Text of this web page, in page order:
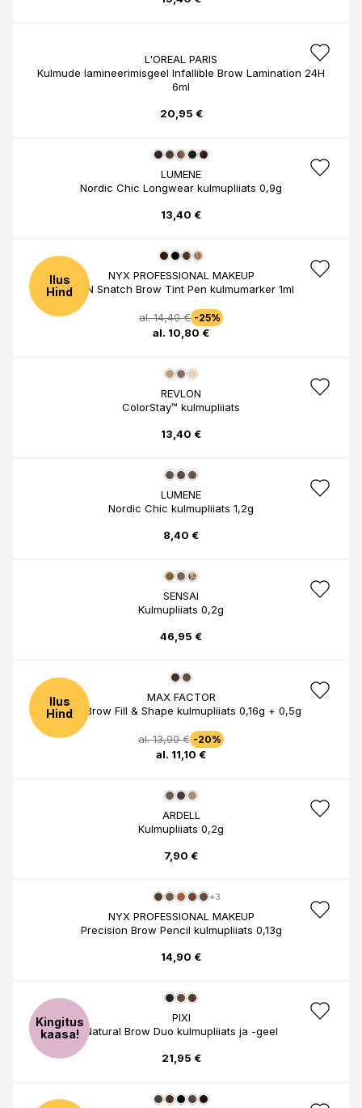
L'OREAL PARIS
Kulmude lamineerimisgeel Infallible Brow Lamination 24H
6ml
20,95 €
LUMENE
Nordic Chic Longwear kulmupliiats 0,9g
13,40 €
Ilus
Hind
NYX PROFESSIONAL MAKEUP
Lift N Snatch Brow Tint Pen kulmumarker 1ml
al. 14,40 € -25%
al. 10,80 €
REVLON
ColorStay™ kulmupliiats
13,40 €
LUMENE
Nordic Chic kulmupliiats 1,2g
8,40 €
SENSAI
Kulmupliiats 0,2g
46,95 €
Ilus
Hind
MAX FACTOR
Real Brow Fill & Shape kulmupliiats 0,16g + 0,5g
al. 13,90 € -20%
al. 11,10 €
ARDELL
Kulmupliiats 0,2g
7,90 €
+3
NYX PROFESSIONAL MAKEUP
Precision Brow Pencil kulmupliiats 0,13g
14,90 €
Kingitus
kaasa!
PIXI
Natural Brow Duo kulmupliiats ja -geel
21,95 €